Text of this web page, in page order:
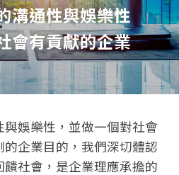
溝通性與娛樂性
會有貢獻的企業
與娛樂性，並做一個對社會
企業目的，我們深切體認
社會，是企業理應承擔的